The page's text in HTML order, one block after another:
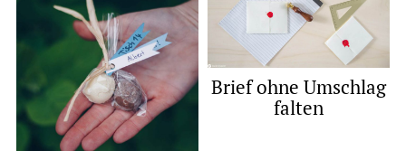
Brief ohne Umschlag
falten